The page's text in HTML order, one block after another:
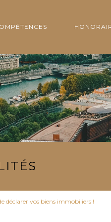
déclarer vos biens immobiliers !